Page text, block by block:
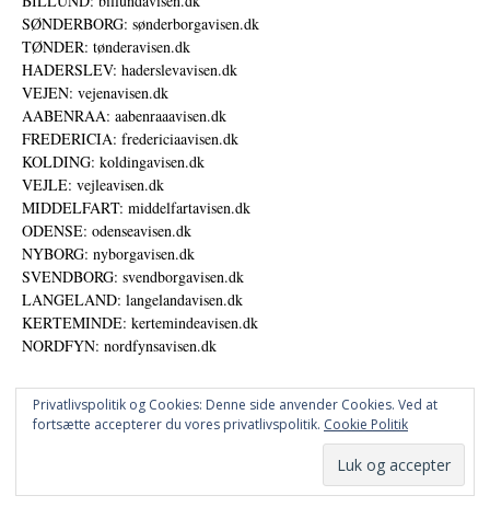
SØNDERBORG: sønderborgavisen.dk
TØNDER: tønderavisen.dk
HADERSLEV: haderslevavisen.dk
VEJEN: vejenavisen.dk
AABENRAA: aabenraaavisen.dk
FREDERICIA: fredericiaavisen.dk
KOLDING: koldingavisen.dk
VEJLE: vejleavisen.dk
MIDDELFART: middelfartavisen.dk
ODENSE: odenseavisen.dk
NYBORG: nyborgavisen.dk
SVENDBORG: svendborgavisen.dk
LANGELAND: langelandavisen.dk
KERTEMINDE: kertemindeavisen.dk
NORDFYN: nordfynsavisen.dk
© DANSKE DIGITALE MEDIER A/S - NYHEDER, ANALYSER OG PERSPEKTIVER
Privatlivspolitik og Cookies: Denne side anvender Cookies. Ved at
fortsætte accepterer du vores privatlivspolitik. Cookie Politik